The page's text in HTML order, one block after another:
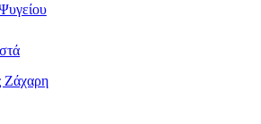
Ζάχαρη